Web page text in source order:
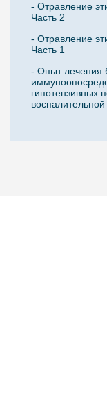
- Отравление
Часть 2
- Отравление
Часть 1
- Опыт лечения
гипотензивных